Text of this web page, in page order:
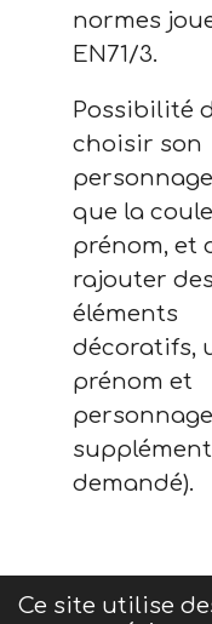
Ce site utilise
normes
EN71/3.
Possibilité
choisir son
que la
prénom, et
rajouter des
éléments
décoratifs,
prénom et
demandé).